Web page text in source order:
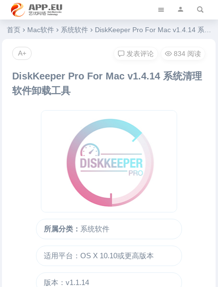
艺优软件乐园
首页 Mac软件 系统软件 DiskKeeper Pro For Mac v1.4.14 系统清理软件卸载工具
DiskKeeper Pro For Mac v1.4.14 系统清理
软件卸载工具
所属分类： 系统软件
适用平台：OS X 10.10或更高版本
版本：v1.1.14
发表评论 834 阅读
A+